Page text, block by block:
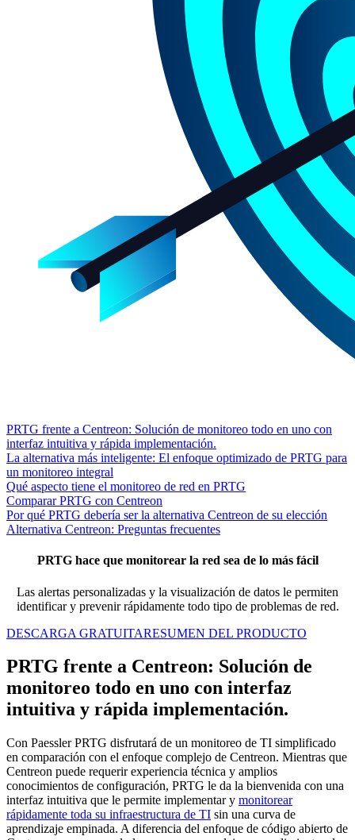
PRTG frente a Centreon: Solución de monitoreo todo en uno con
interfaz intuitiva y rápida implementación.
La alternativa más inteligente: El enfoque optimizado de PRTG para
un monitoreo integral
Qué aspecto tiene el monitoreo de red en PRTG
Comparar PRTG con Centreon
Por qué PRTG debería ser la alternativa Centreon de su elección
Alternativa Centreon: Preguntas frecuentes
PRTG hace que monitorear la red sea de lo más fácil
Las alertas personalizadas y la visualización de datos le permiten
identificar y prevenir rápidamente todo tipo de problemas de red.
DESCARGA GRATUITARESUMEN DEL PRODUCTO
PRTG frente a Centreon: Solución de
monitoreo todo en uno con interfaz
intuitiva y rápida implementación.
Con Paessler PRTG disfrutará de un monitoreo de TI simplificado
en comparación con el enfoque complejo de Centreon. Mientras que
Centreon puede requerir experiencia técnica y amplios
conocimientos de configuración, PRTG le da la bienvenida con una
interfaz intuitiva que le permite implementar y monitorear
rápidamente toda su infraestructura de TI sin una curva de
aprendizaje empinada. A diferencia del enfoque de código abierto de